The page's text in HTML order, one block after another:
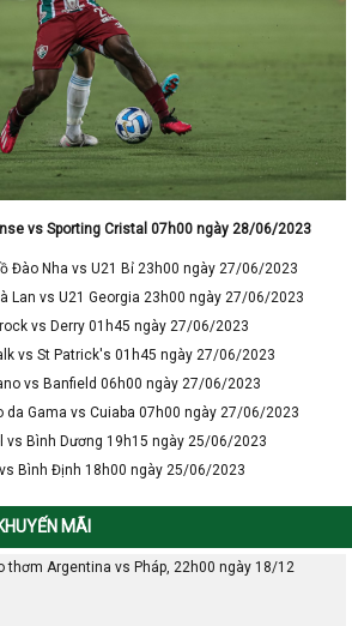
vs Sporting Cristal 07h00 ngày 28/06/2023
Đào Nha vs U21 Bỉ 23h00 ngày 27/06/2023
Lan vs U21 Georgia 23h00 ngày 27/06/2023
vs Derry 01h45 ngày 27/06/2023
vs St Patrick's 01h45 ngày 27/06/2023
vs Banfield 06h00 ngày 27/06/2023
da Gama vs Cuiaba 07h00 ngày 27/06/2023
vs Bình Dương 19h15 ngày 25/06/2023
Bình Định 18h00 ngày 25/06/2023
MÃI
thơm Argentina vs Pháp, 22h00 ngày 18/12